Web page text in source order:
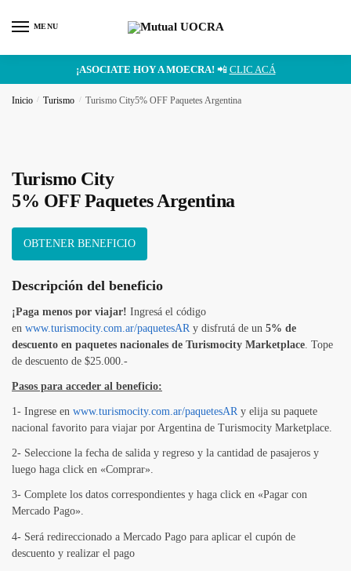
MENU
¡ASOCIATE HOY A MOECRA! 📲 CLIC ACÁ
Inicio / Turismo / Turismo City5% OFF Paquetes Argentina
Turismo City
5% OFF Paquetes Argentina
OBTENER BENEFICIO
Descripción del beneficio
¡Paga menos por viajar! Ingresá el código
en www.turismocity.com.ar/paquetesAR y disfrutá de un 5% de
descuento en paquetes nacionales de Turismocity Marketplace . Tope
de descuento de $25.000.-
Pasos para acceder al beneficio:
1- Ingrese en www.turismocity.com.ar/paquetesAR y elija su paquete
nacional favorito para viajar por Argentina de Turismocity Marketplace.
2- Seleccione la fecha de salida y regreso y la cantidad de pasajeros y
luego haga click en «Comprar».
3- Complete los datos correspondientes y haga click en «Pagar con
Mercado Pago».
4- Será redireccionado a Mercado Pago para aplicar el cupón de
descuento y realizar el pago